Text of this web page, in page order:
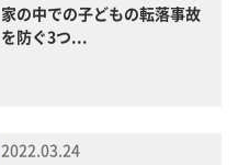
家の中での子どもの転落事故
を防ぐ3つ...
2022.03.24